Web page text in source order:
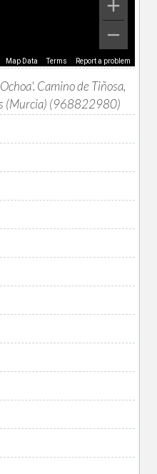
Map Data Terms Report a problem
Camino de Tiñosa,
(Murcia) (968822980)